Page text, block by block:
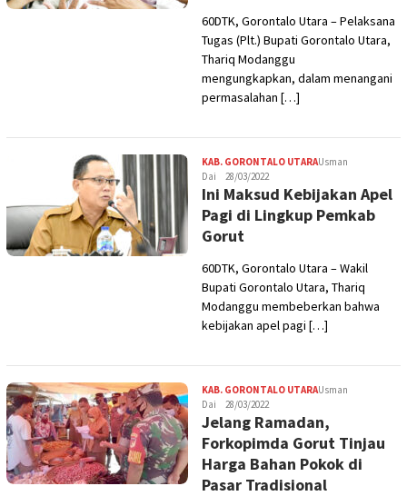
60DTK, Gorontalo Utara – Pelaksana
Tugas (Plt.) Bupati Gorontalo Utara,
Thariq Modanggu
mengungkapkan, dalam menangani
permasalahan […]
KAB. GORONTALO UTARAUsman
Dai
28/03/2022
Ini Maksud Kebijakan Apel
Pagi di Lingkup Pemkab
Gorut
60DTK, Gorontalo Utara – Wakil
Bupati Gorontalo Utara, Thariq
Modanggu membeberkan bahwa
kebijakan apel pagi […]
KAB. GORONTALO UTARAUsman
Dai
28/03/2022
Jelang Ramadan,
Forkopimda Gorut Tinjau
Harga Bahan Pokok di
Pasar Tradisional